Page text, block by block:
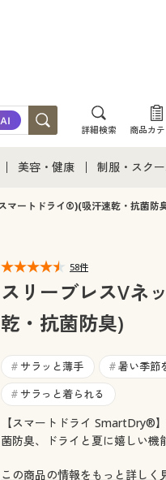
詳細検索 商品カテ
カタ
販すべて
ック
美容・健康
美容・健康通販すべて
制服・スク
制服・スクー
ジュニア・
マートドライ®)(吸汗速乾・抗菌防
58件
スリーブレスVネ
乾・抗菌防臭)
# サラッと薄手 # 暑い季節
# サラっと着られる
【スマートドライ SmartDry®
菌防臭、ドライと夏に嬉しい機
この商品の情報をもっと詳しく